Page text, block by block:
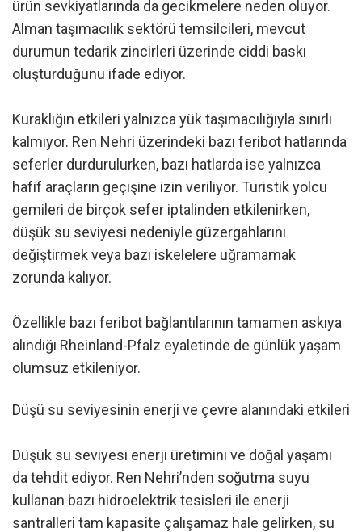
ürün sevkiyatlarında da gecikmelere neden oluyor.
Alman taşımacılık sektörü temsilcileri, mevcut
durumun tedarik zincirleri üzerinde ciddi baskı
oluşturduğunu ifade ediyor.
Kuraklığın etkileri yalnızca yük taşımacılığıyla sınırlı
kalmıyor. Ren Nehri üzerindeki bazı feribot hatlarında
seferler durdurulurken, bazı hatlarda ise yalnızca
hafif araçların geçişine izin veriliyor. Turistik yolcu
gemileri de birçok sefer iptalinden etkilenirken,
düşük su seviyesi nedeniyle güzergahlarını
değiştirmek veya bazı iskelelere uğramamak
zorunda kalıyor.
Özellikle bazı feribot bağlantılarının tamamen askıya
alındığı Rheinland-Pfalz eyaletinde de günlük yaşam
olumsuz etkileniyor.
Düşü su seviyesinin enerji ve çevre alanındaki etkileri
Düşük su seviyesi enerji üretimini ve doğal yaşamı
da tehdit ediyor. Ren Nehri’nden soğutma suyu
kullanan bazı hidroelektrik tesisleri ile enerji
santralleri tam kapasite çalışamaz hale gelirken, su